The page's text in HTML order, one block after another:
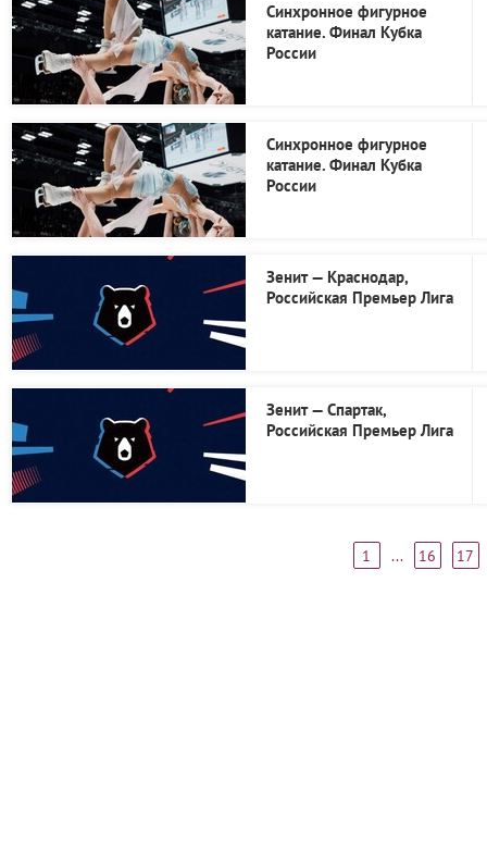
Синхронное фигурное
катание. Финал Кубка
России
Синхронное фигурное
катание. Финал Кубка
России
Зенит — Краснодар,
Российская Премьер Лига
Зенит — Спартак,
Российская Премьер Лига
1 ... 16 17